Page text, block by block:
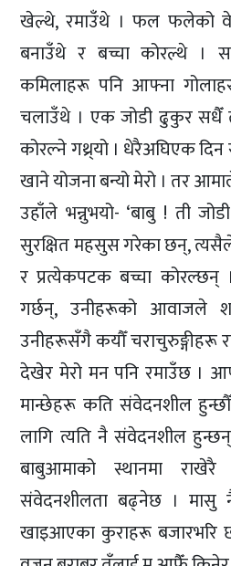
खेल्थे, रमाउँथे । फल फलेको
बनाउँथे र बच्चा कोरल्थे ।
कमिलाहरू पनि आफ्ना
चलाउँथे । एक जोडी ढुकुर सधैँ
कोरल्ने गथ्र्यो । धेरैअघिएक दिन
खाने योजना बन्यो मेरो । तर
उहाँले भन्नुभयो- ‘बाबु ! ती
सुरक्षित महसुस गरेका छन्,
र प्रत्येकपटक बच्चा कोरल्छन्
गर्छन्, उनीहरूको आवाजले
उनीहरूसँगै कयौँ चराचुरुङ्गीहरू
देखेर मेरो मन पनि रमाउँछ ।
मान्छेहरू कति संवेदनशील
लागि त्यति नै संवेदनशील
बाबुआमाको स्थानमा राखेरै
संवेदनशीलता बढ्नेछ । मासु
खाइआएका कुराहरू बजारभरि